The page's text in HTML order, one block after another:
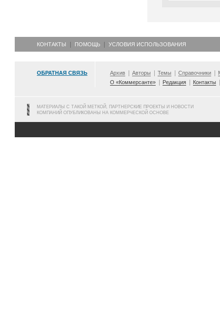
КОНТАКТЫ ПОМОЩЬ УСЛОВИЯ ИСПОЛЬЗОВАНИЯ
ОБРАТНАЯ СВЯЗЬ Архив Авторы Темы Справочники
О «Коммерсанте»
Редакция Контакты
МАТЕРИАЛЫ С ТАКОЙ МЕТКОЙ, ПАРТНЕРСКИЕ ПРОЕКТЫ И НОВОСТИ
КОМПАНИЙ ОПУБЛИКОВАНЫ НА КОММЕРЧЕСКОЙ ОСНОВЕ